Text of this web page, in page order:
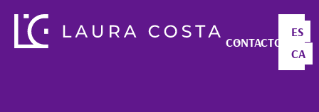
CONTACTO
ES
CA